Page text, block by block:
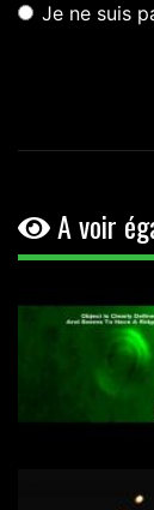
Je ne suis
A voir